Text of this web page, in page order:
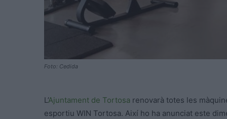
Foto: Cedida
L’Ajuntament de Tortosa renovarà totes les
esportiu WIN Tortosa. Així ho ha anunciat este